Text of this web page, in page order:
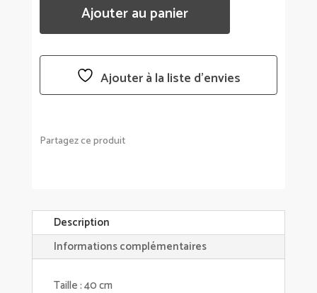
ET
HELGA
BUKOSWKI
Ajouter au panier
Ajouter à la liste d’envies
Partagez ce produit
Description
Informations complémentaires
Taille : 40 cm